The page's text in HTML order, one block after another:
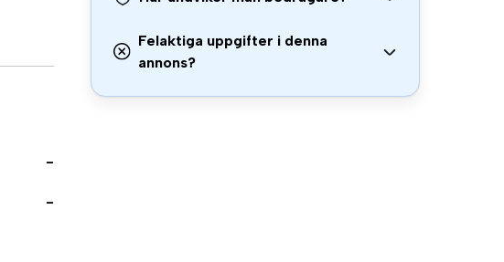
-
-
Felaktiga uppgifter i denna
annons?